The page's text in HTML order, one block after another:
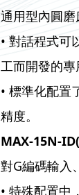
通用型內圓磨
• 對話程式可
工而開發的專
• 標準化配置
精度。
MAX-15N-ID(
對G編碼輸入
• 特殊配置中